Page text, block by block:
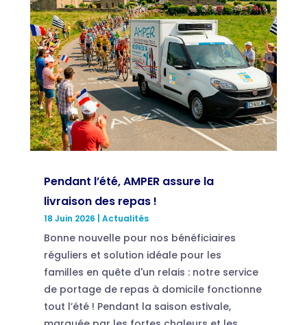
Pendant l’été, AMPER assure la
livraison des repas !
18 Juin 2026 Actualités
Bonne nouvelle pour nos bénéficiaires
réguliers et solution idéale pour les
familles en quête d'un relais : notre service
de portage de repas à domicile fonctionne
tout l’été ! Pendant la saison estivale,